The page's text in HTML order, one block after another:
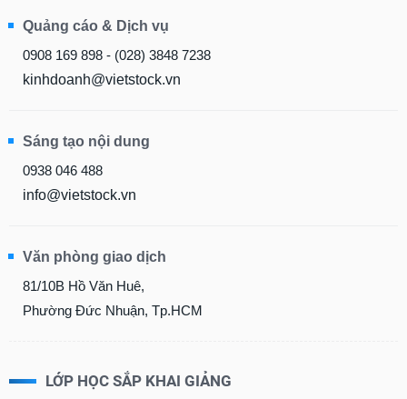
Quảng cáo & Dịch vụ
0908 169 898 - (028) 3848 7238
kinhdoanh@vietstock.vn
Sáng tạo nội dung
0938 046 488
info@vietstock.vn
Văn phòng giao dịch
81/10B Hồ Văn Huê,
Phường Đức Nhuận, Tp.HCM
LỚP HỌC SẮP KHAI GIẢNG